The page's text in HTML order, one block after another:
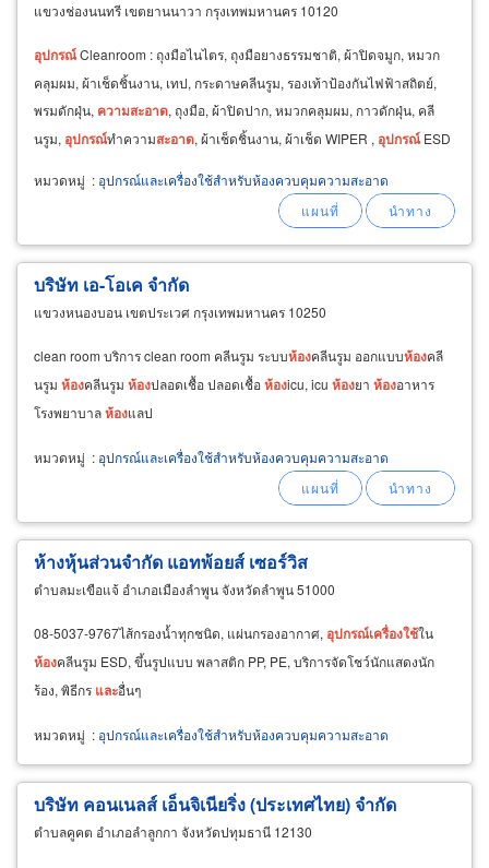
แขวงช่องนนทรี เขตยานนาวา กรุงเทพมหานคร 10120
อุปกรณ์Cleanroom : ถุงมือไนไตร, ถุงมือยางธรรมชาติ, ผ้าปิดจมูก, หมวก
คลุมผม, ผ้าเช็ดชิ้นงาน, เทป, กระดาษคลีนรูม, รองเท้าป้องกันไฟฟ้าสถิตย์,
พรมดักฝุ่น, ความสะอาด, ถุงมือ, ผ้าปิดปาก, หมวกคลุมผม, กาวดักฝุ่น, คลี
นรูม, อุปกรณ์ทำความสะอาด, ผ้าเช็ดชิ้นงาน, ผ้าเช็ด WIPER , อุปกรณ์ ESD
หมวดหมู่ : อุปกรณ์และเครื่องใช้สำหรับห้องควบคุมความสะอาด
บริษัท เอ-โอเค จำกัด
แขวงหนองบอน เขตประเวศ กรุงเทพมหานคร 10250
clean room บริการ clean room คลีนรูม ระบบห้องคลีนรูม ออกแบบห้องคลี
นรูม ห้องคลีนรูม ห้องปลอดเชื้อ ปลอดเชื้อห้องicu, icu ห้องยา ห้องอาหาร
โรงพยาบาลห้องแลป
หมวดหมู่ : อุปกรณ์และเครื่องใช้สำหรับห้องควบคุมความสะอาด
ห้างหุ้นส่วนจำกัด แอทพ้อยส์ เซอร์วิส
ตำบลมะเขือแจ้ อำเภอเมืองลำพูน จังหวัดลำพูน 51000
08-5037-9767ไส้กรองน้ำทุกชนิด, แผ่นกรองอากาศ, อุปกรณ์เครื่องใช้ใน
ห้องคลีนรูม ESD, ขึ้นรูปแบบ พลาสติก PP, PE, บริการจัดโชว์นักแสดงนัก
ร้อง, พิธีกร และอื่นๆ
หมวดหมู่ : อุปกรณ์และเครื่องใช้สำหรับห้องควบคุมความสะอาด
บริษัท คอนเนลส์ เอ็นจิเนียริ่ง (ประเทศไทย) จำกัด
ตำบลคูคต อำเภอลำลูกกา จังหวัดปทุมธานี 12130